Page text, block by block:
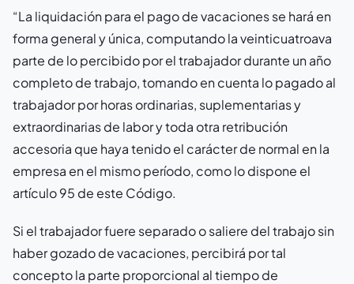
“La liquidación para el pago de vacaciones se hará en
forma general y única, computando la veinticuatroava
parte de lo percibido por el trabajador durante un año
completo de trabajo, tomando en cuenta lo pagado al
trabajador por horas ordinarias, suplementarias y
extraordinarias de labor y toda otra retribución
accesoria que haya tenido el carácter de normal en la
empresa en el mismo período, como lo dispone el
artículo 95 de este Código.
Si el trabajador fuere separado o saliere del trabajo sin
haber gozado de vacaciones, percibirá por tal
concepto la parte proporcional al tiempo de